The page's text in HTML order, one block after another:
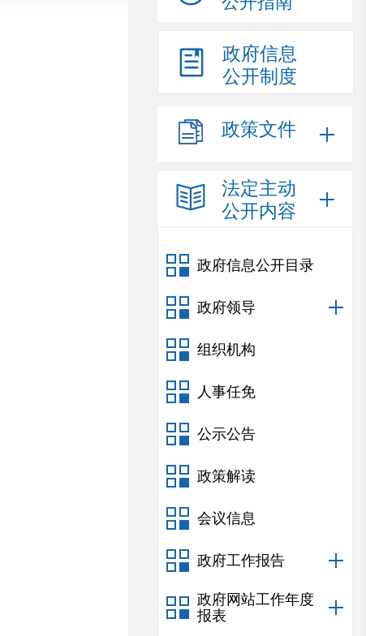
政府信息
公开制度
政策文件
法定主动
公开内容
政府信息公开目录
政府领导
组织机构
人事任免
公示公告
政策解读
会议信息
政府工作报告
政府网站工作年度
报表